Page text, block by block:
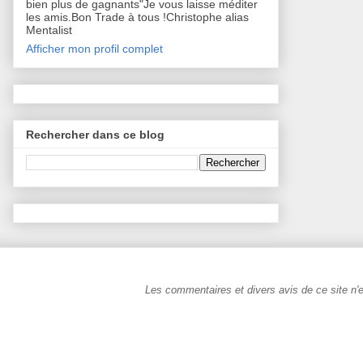
bien plus de gagnants"Je vous laisse méditer
les amis.Bon Trade à tous !Christophe alias
Mentalist
Afficher mon profil complet
Rechercher dans ce blog
Les commentaires et divers avis de ce site